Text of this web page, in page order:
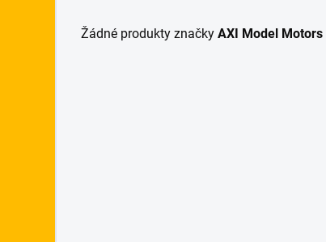
Žádné produkty značky AXI Model Motors